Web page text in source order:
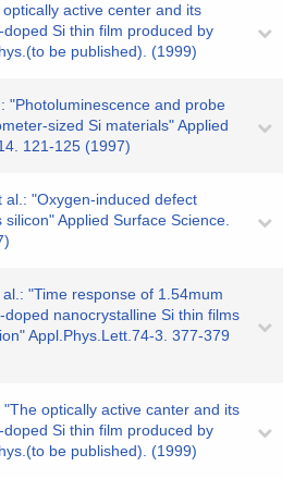
active center and its
Si thin film produced by
be published). (1999)
"Photoluminescence and probe
sized Si materials" Applied
121-125 (1997)
al.: "Oxygen-induced defect
Applied Surface Science.
"Time response of 1.54mum
nanocrystalline Si thin films
Appl.Phys.Lett.74-3. 377-379
optically active canter and its
Si thin film produced by
be published). (1999)